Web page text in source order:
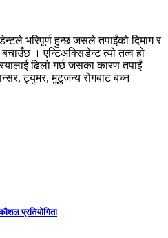
भरिपूर्ण हुन्छ जसले तपाईंको दिमाग र
बचाउँछ । एन्टिअक्सिडेन्ट त्यो तत्व हो
ढिलो गर्छ जसका कारण तपाईं
ट्युमर, मुटुजन्य रोगबाट बच्न
प्रतियोगिता